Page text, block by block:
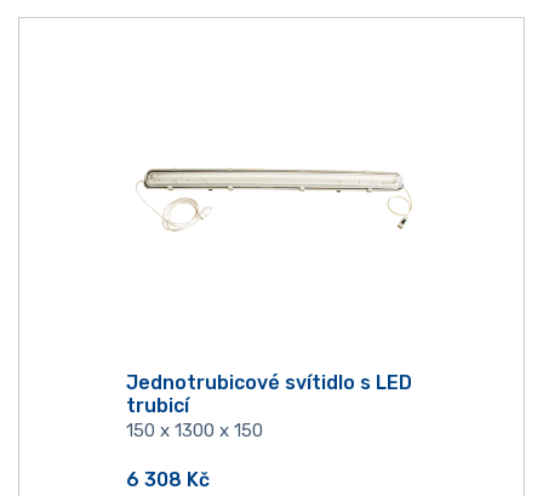
Jednotrubicové svítidlo s LED
trubicí
150 x 1300 x 150
6 308 Kč